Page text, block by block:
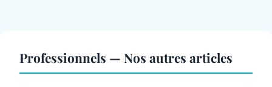
Professionnels — Nos autres articles